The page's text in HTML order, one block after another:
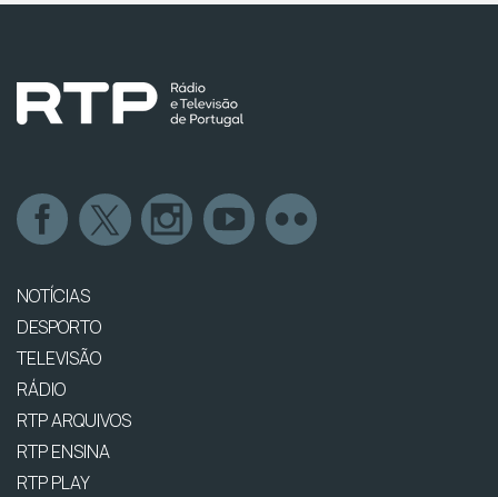
NOTÍCIAS
DESPORTO
TELEVISÃO
RÁDIO
RTP ARQUIVOS
RTP ENSINA
RTP PLAY